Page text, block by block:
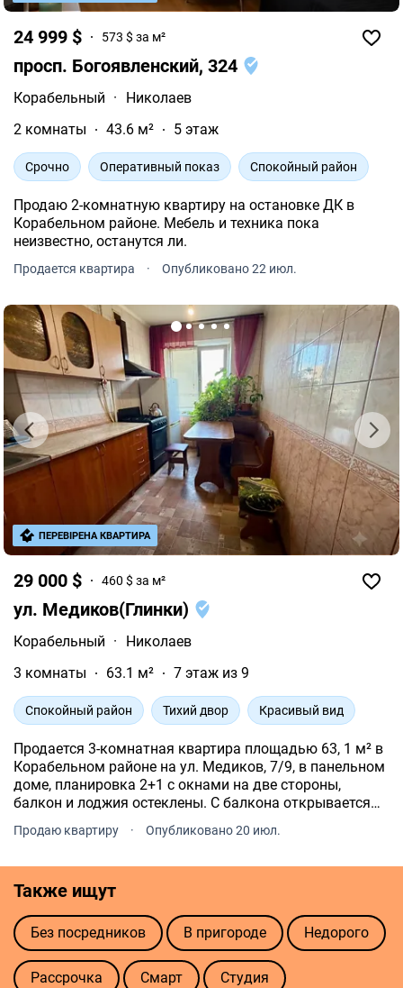
24 999 $ 573 $ за м²
просп. Богоявленский, 324
Корабельный ·
Николаев
2 комнаты
43.6 м² 5 этаж
Срочно Оперативный показ Спокойный район
Продаю 2-комнатную квартиру на остановке ДК в
Корабельном районе. Мебель и техника пока
неизвестно, останутся ли.
Продается квартира · Опубликовано 22 июл.
29 000 $ 460 $ за м²
ул. Медиков(Глинки)
Корабельный ·
Николаев
3 комнаты
63.1 м² 7 этаж из 9
Спокойный район Тихий двор Красивый вид
Продается 3-комнатная квартира площадью 63, 1 м² в
Корабельном районе на ул. Медиков, 7/9, в панельном
доме, планировка 2+1 с окнами на две стороны,
балкон и лоджия остеклены. С балкона открывается
Продаю квартиру · Опубликовано 20 июл.
ПЕРЕВІРЕНА КВАРТИРА
Также ищут
Без посредников В пригороде Недорого
Рассрочка Смарт Студия